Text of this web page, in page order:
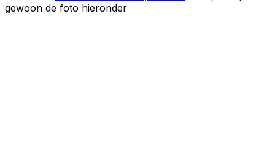
gewoon de foto hieronder